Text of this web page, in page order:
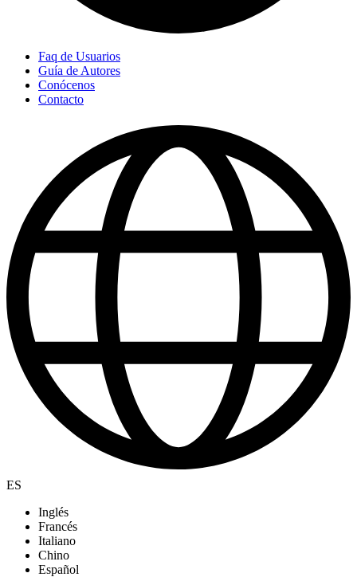
Faq de Usuarios
Guía de Autores
Conócenos
Contacto
ES
Inglés
Francés
Italiano
Chino
Español